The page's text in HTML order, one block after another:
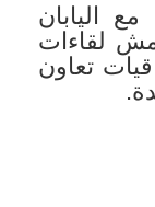
اليابان
لقاءات
تعاون